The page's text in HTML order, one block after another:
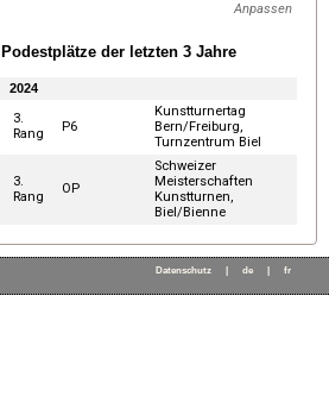
Anpassen
Podestplätze der letzten 3 Jahre
2024
3.
Rang
P6
Kunstturnertag
Bern/Freiburg,
Turnzentrum Biel
3.
Rang
OP
Schweizer
Meisterschaften
Kunstturnen,
Biel/Bienne
Datenschutz de fr